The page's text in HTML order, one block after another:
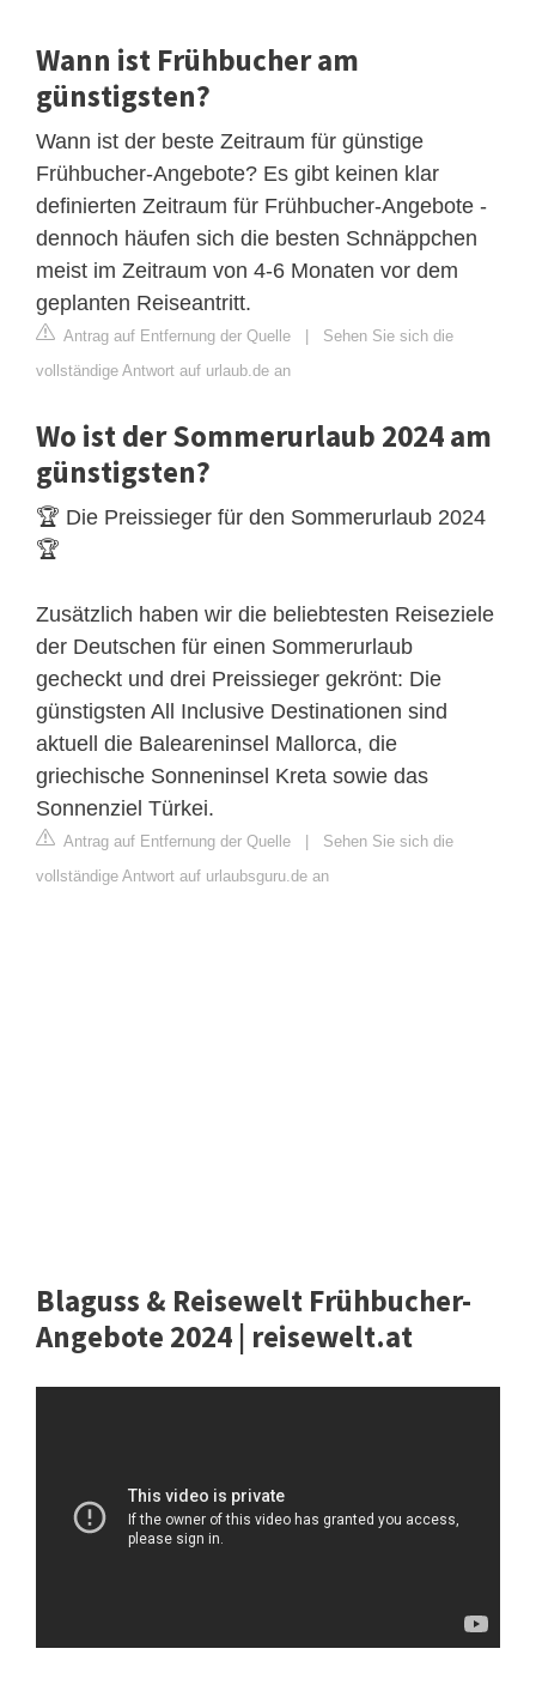
Wann ist Frühbucher am
günstigsten?
Wann ist der beste Zeitraum für günstige
Frühbucher-Angebote? Es gibt keinen klar
definierten Zeitraum für Frühbucher-Angebote -
dennoch häufen sich die besten Schnäppchen
meist im Zeitraum von 4-6 Monaten vor dem
geplanten Reiseantritt.
Antrag auf Entfernung der Quelle
Sehen Sie sich die
vollständige Antwort auf urlaub.de an
Wo ist der Sommerurlaub 2024 am
günstigsten?
🏆 Die Preissieger für den Sommerurlaub 2024
🏆
Zusätzlich haben wir die beliebtesten Reiseziele
der Deutschen für einen Sommerurlaub
gecheckt und drei Preissieger gekrönt: Die
günstigsten All Inclusive Destinationen sind
aktuell die Baleareninsel Mallorca, die
griechische Sonneninsel Kreta sowie das
Sonnenziel Türkei.
Antrag auf Entfernung der Quelle
Sehen Sie sich die
vollständige Antwort auf urlaubsguru.de an
Blaguss & Reisewelt Frühbucher-
Angebote 2024 | reisewelt.at